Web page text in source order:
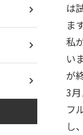
は
ま
私
い
が
3
フ
し